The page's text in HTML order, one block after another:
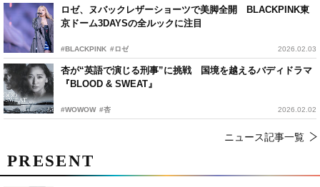
ロゼ、ヌバックレザーショーツで美脚全開 BLACKPINK東
京ドーム3DAYSの全ルックに注目
#BLACKPINK #ロゼ 2026.02.03
杏が“英語で演じる刑事”に挑戦 国境を越えるバディドラマ
『BLOOD & SWEAT』
#WOWOW #杏 2026.02.02
ニュース記事一覧
PRESENT